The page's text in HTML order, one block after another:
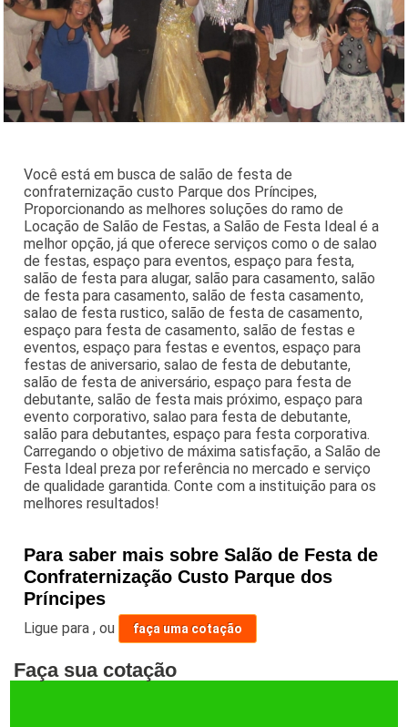
Você está em busca de salão de festa de
confraternização custo Parque dos Príncipes,
Proporcionando as melhores soluções do ramo de
Locação de Salão de Festas, a Salão de Festa Ideal é a
melhor opção, já que oferece serviços como o de salao
de festas, espaço para eventos, espaço para festa,
salão de festa para alugar, salão para casamento, salão
de festa para casamento, salão de festa casamento,
salao de festa rustico, salão de festa de casamento,
espaço para festa de casamento, salão de festas e
eventos, espaço para festas e eventos, espaço para
festas de aniversario, salao de festa de debutante,
salão de festa de aniversário, espaço para festa de
debutante, salão de festa mais próximo, espaço para
evento corporativo, salao para festa de debutante,
salão para debutantes, espaço para festa corporativa.
Carregando o objetivo de máxima satisfação, a Salão de
Festa Ideal preza por referência no mercado e serviço
de qualidade garantida. Conte com a instituição para os
melhores resultados!
Para saber mais sobre Salão de Festa de
Confraternização Custo Parque dos
Príncipes
Ligue para,ou faça uma cotação
Faça sua cotação